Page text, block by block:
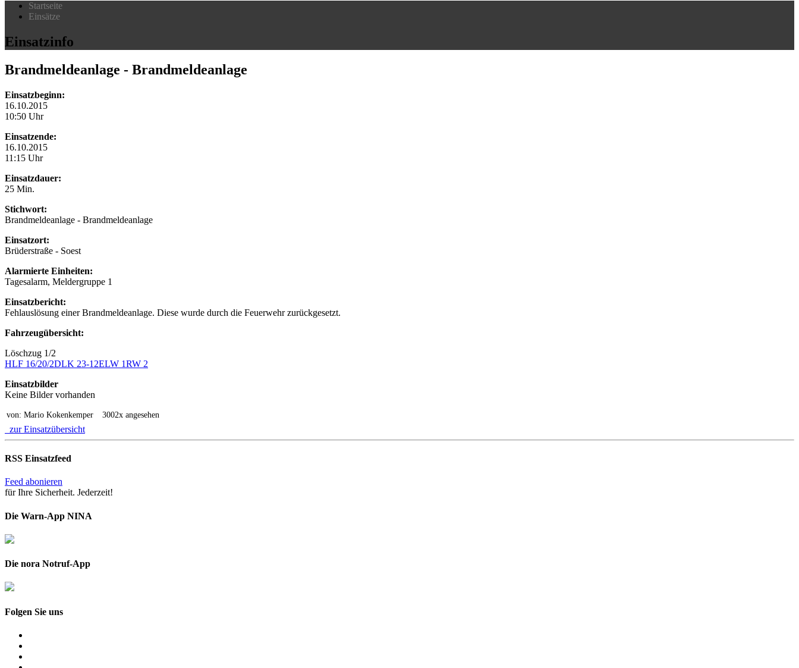
Startseite
Einsätze
Einsatzinfo
Brandmeldeanlage - Brandmeldeanlage
Einsatzbeginn:
16.10.2015
10:50 Uhr
Einsatzende:
16.10.2015
11:15 Uhr
Einsatzdauer:
25 Min.
Stichwort:
Brandmeldeanlage - Brandmeldeanlage
Einsatzort:
Brüderstraße - Soest
Alarmierte Einheiten:
Tagesalarm, Meldergruppe 1
Einsatzbericht:
Fehlauslösung einer Brandmeldeanlage. Diese wurde durch die Feuerwehr zurückgesetzt.
Fahrzeugübersicht:
Löschzug 1/2
HLF 16/20/2DLK 23-12ELW 1RW 2
Einsatzbilder
Keine Bilder vorhanden
von: Mario Kokenkemper 3002x angesehen
zur Einsatzübersicht
RSS Einsatzfeed
Feed abonieren
für Ihre Sicherheit. Jederzeit!
Die Warn-App NINA
Die nora Notruf-App
Folgen Sie uns